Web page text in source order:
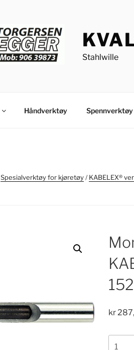
Stahlwille
Håndverktøy Spennverktøy
Spesialverktøy for kjøretøy/KABELEX®
kr